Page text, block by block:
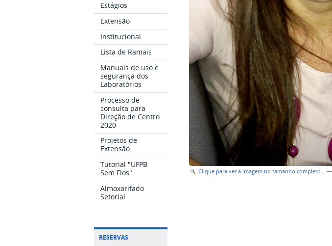
Estágios
Extensão
Institucional
Lista de Ramais
Manuais de uso e
segurança dos
Laboratórios
Processo de
consulta para
Direção de Centro
2020
Projetos de
Extensão
Tutorial "UFPB
Sem Fios"
Almoxarifado
Setorial
RESERVAS
Clique para ver a imagem no tamanho completo…